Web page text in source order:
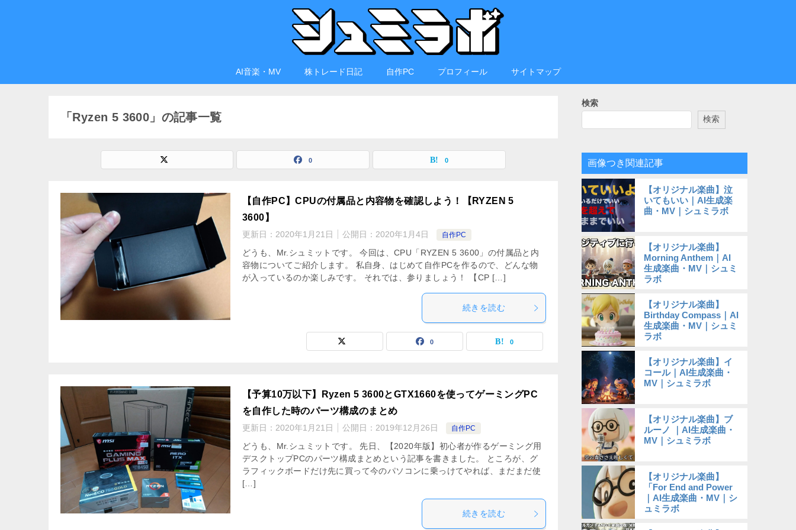
AI音楽・MV 株トレード日記 自作PC プロフィール サイトマップ
「Ryzen 5 3600」の記事一覧
0 0
【自作PC】CPUの付属品と内容物を確認しよう！【RYZEN 5
3600】
更新日： 2020年1月21日 公開日： 2020年1月4日 自作PC
どうも、Mr.シュミットです。 今回は、CPU「RYZEN 5 3600」の付属品と内
容物についてご紹介します。 私自身、はじめて自作PCを作るので、どんな物
が入っているのか楽しみです。 それでは、参りましょう！ 【CP […]
続きを読む
0 0
【予算10万以下】Ryzen 5 3600とGTX1660を使ってゲーミングPC
を自作した時のパーツ構成のまとめ
更新日： 2020年1月21日 公開日： 2019年12月26日 自作PC
どうも、Mr.シュミットです。 先日、【2020年版】初心者が作るゲーミング用
デスクトップPCのパーツ構成まとめという記事を書きました。 ところが、グ
ラフィックボードだけ先に買って今のパソコンに乗っけてやれば、まだまだ使
[…]
続きを読む
検索
検索
画像つき関連記事
【オリジナル楽曲】泣
いてもいい｜AI生成楽
曲・MV｜シュミラボ
【オリジナル楽曲】
Morning Anthem｜AI
生成楽曲・MV｜シュミ
ラボ
【オリジナル楽曲】
Birthday Compass｜AI
生成楽曲・MV｜シュミ
ラボ
【オリジナル楽曲】イ
コール｜AI生成楽曲・
MV｜シュミラボ
【オリジナル楽曲】ブ
ルーノ ｜AI生成楽曲・
MV｜シュミラボ
【オリジナル楽曲】
「For End and Power
｜AI生成楽曲・MV｜シ
ュミラボ